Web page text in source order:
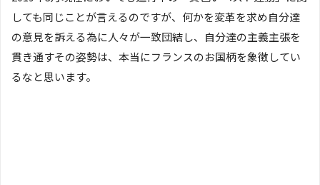
しても同じことが言えるのですが、何かを変革を求め自分達
の意見を訴える為に人々が一致団結し、自分達の主義主張を
貫き通すその姿勢は、本当にフランスのお国柄を象徴してい
るなと思います。